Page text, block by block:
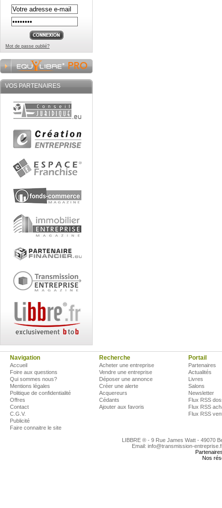
Mot de passe oublié?
VOS PARTENAIRES
Navigation
Accueil
Foire aux questions
Qui sommes nous?
Mentions légales
Politique de confidentialité
Offres
Contact
C.G.V.
Publicité
Faire connaitre le site
Recherche
Acheter une entreprise
Vendre une entreprise
Déposer une annonce
Créer une alerte
Acquereurs
Cédants
Ajouter aux favoris
Portail
Partenaires
Actualités
Livres
Salons
Newsletter
Flux RSS
Flux RSS
Flux RSS
LIBBRE ® - 9 Rue James Watt - 49070
Email: info@transmission-
Nos